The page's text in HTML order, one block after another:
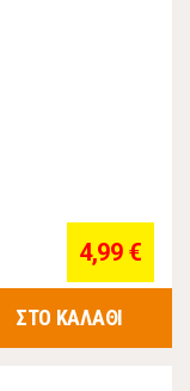
4,99 €
ΣΤΟ ΚΑΛΑΘΙ